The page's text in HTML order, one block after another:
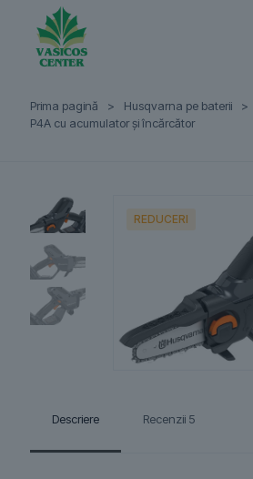
Prima pagină > Husqvarna pe baterii >
P4A cu acumulator și încărcător
REDUCERI
Descriere Recenzii 5